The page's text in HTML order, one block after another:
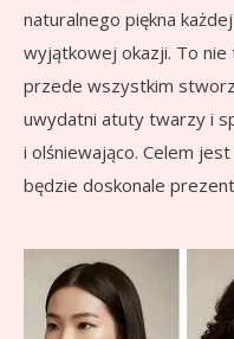
naturalnego piękna
wyjątkowej okazji. To nie
przede wszystkim
uwydatni atuty twarzy i
i olśniewająco. Celem
będzie doskonale